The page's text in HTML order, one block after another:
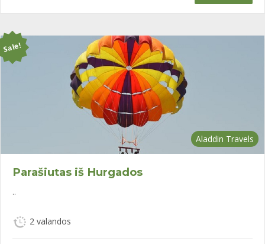
€45.€16.
Sale!
Aladdin Travels
Parašiutas iš Hurgados
..
2 valandos